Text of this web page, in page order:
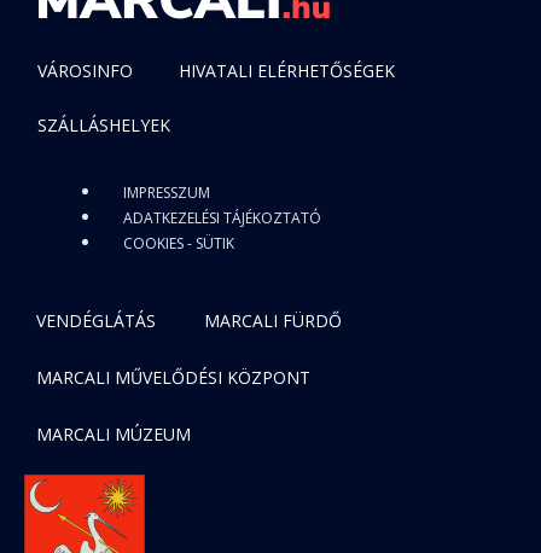
VÁROSINFO HIVATALI ELÉRHETŐSÉGEK
SZÁLLÁSHELYEK
IMPRESSZUM
ADATKEZELÉSI TÁJÉKOZTATÓ
COOKIES - SÜTIK
VENDÉGLÁTÁS MARCALI FÜRDŐ
MARCALI MŰVELŐDÉSI KÖZPONT
MARCALI MÚZEUM